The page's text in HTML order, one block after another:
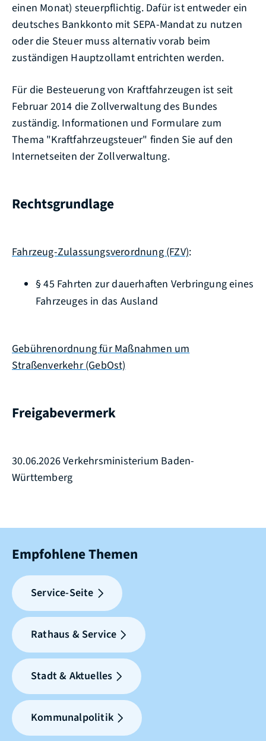
einen Monat) steuerpflichtig. Dafür ist entwederein
deutsches Bankkonto mit SEPA-Mandat zu nutzen
oder die Steuer muss alternativ vorab beim
zuständigen Hauptzollamt entrichten werden.
Für die Besteuerung von Kraftfahrzeugen ist seit
Februar 2014 die Zollverwaltung des Bundes
zuständig. Informationen und Formulare zum
Thema "Kraftfahrzeugsteuer" finden Sie auf den
Internetseiten der Zollverwaltung.
Rechtsgrundlage
Fahrzeug-Zulassungsverordnung (FZV):
§ 45 Fahrten zur dauerhaften Verbringung eines
Fahrzeuges in das Ausland
Gebührenordnung für Maßnahmen um
Straßenverkehr (GebOst)
Freigabevermerk
30.06.2026 Verkehrsministerium Baden-
Württemberg
Empfohlene Themen
Service-Seite
Rathaus & Service
Stadt & Aktuelles
Kommunalpolitik